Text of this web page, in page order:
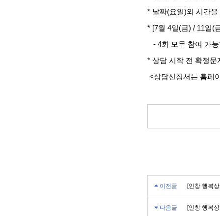
* 날짜(요일)와 시간
* [7월 4일(금) / 11일(
- 4회 모두 참여 가
* 상담 시작 전 확정문
<상담신청서는 홈페
이전글 [인창 행복
다음글 [인창 행복